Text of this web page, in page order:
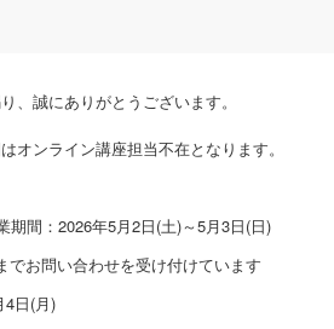
、誠にありがとうございます。
オンライン講座担当不在となります。
期間：2026年5月2日(土)～5月3日(日)
でお問い合わせを受け付けています
4日(月)